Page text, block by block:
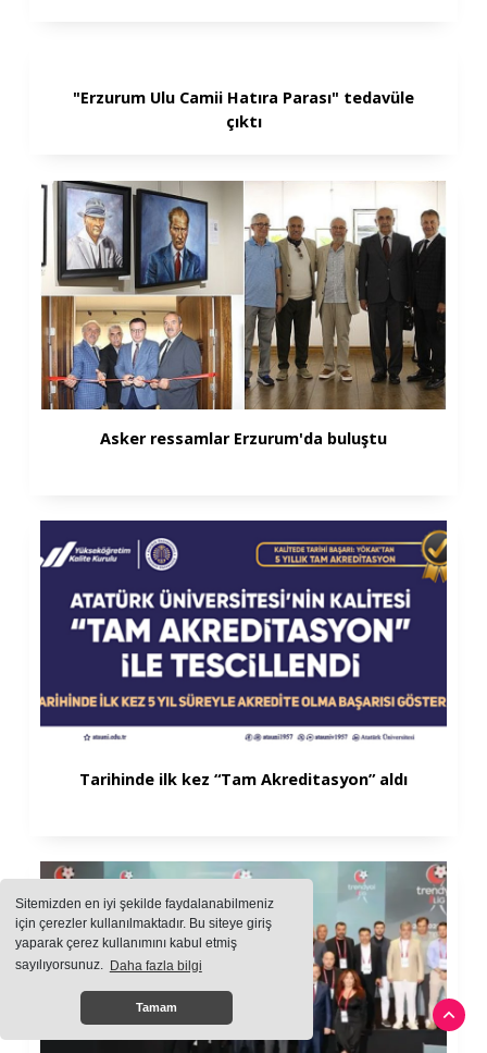
Sitemizden en iyi şekilde faydalanabilmeniz
için çerezler kullanılmaktadır. Bu siteye giriş
yaparak çerez kullanımını kabul etmiş
sayılıyorsunuz. Daha fazla bilgi
Tamam
"Erzurum Ulu Camii Hatıra Parası" tedavüle
çıktı
Asker ressamlar Erzurum'da buluştu
Tarihinde ilk kez “Tam Akreditasyon” aldı